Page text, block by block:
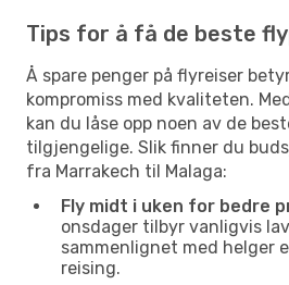
Tips for å få de beste
Å spare penger på flyreiser
kompromiss med kvaliteten.
kan du låse opp noen av de
tilgjengelige. Slik finner du
fra Marrakech til Malaga:
Fly midt i uken for bedre
onsdager tilbyr vanligvis
sammenlignet med helger
reising.